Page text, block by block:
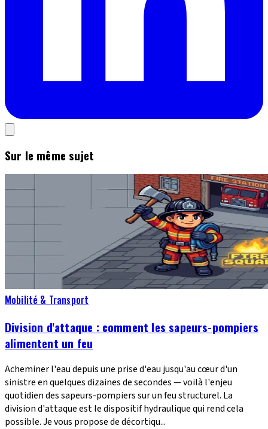
Sur le même sujet
Mobilité & Transport
Division d'attaque : comment les sapeurs-pompiers
alimentent un feu
Acheminer l'eau depuis une prise d'eau jusqu'au cœur d'un
sinistre en quelques dizaines de secondes — voilà l'enjeu
quotidien des sapeurs-pompiers sur un feu structurel. La
division d'attaque est le dispositif hydraulique qui rend cela
possible. Je vous propose de décortiqu...